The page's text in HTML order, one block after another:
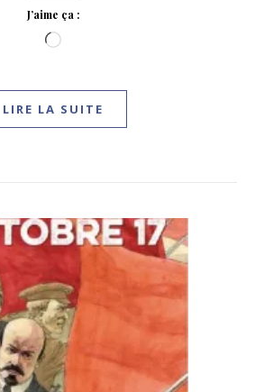
J’aime ça :
Chargement…
LIRE LA SUITE